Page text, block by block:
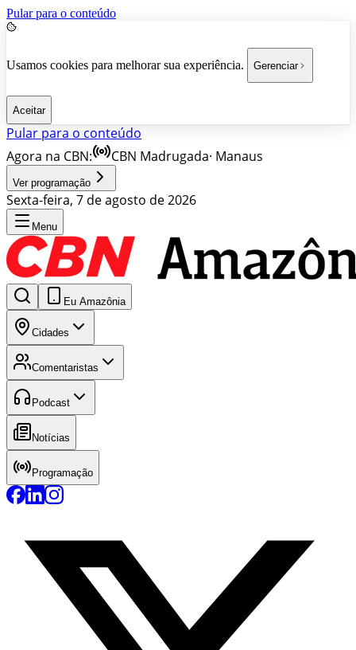
Pular para o conteúdo
Usamos cookies para melhorar sua experiência. Gerenciar
Aceitar
Pular para o conteúdo
Agora na CBN:
CBN Madrugada· Manaus
Ver programação
Sexta-feira, 7 de agosto de 2026
Menu
Eu Amazônia
Cidades
Comentaristas
Podcast
Notícias
Programação